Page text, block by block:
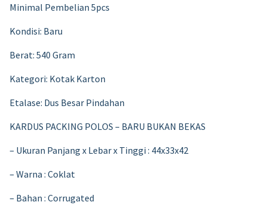
Minimal Pembelian 5pcs
Kondisi: Baru
Berat: 540 Gram
Kategori: Kotak Karton
Etalase: Dus Besar Pindahan
KARDUS PACKING POLOS – BARU BUKAN BEKAS
– Ukuran Panjang x Lebar x Tinggi : 44x33x42
– Warna : Coklat
– Bahan : Corrugated